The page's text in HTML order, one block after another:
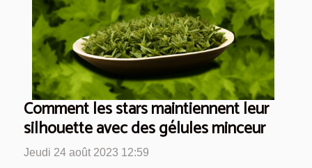
Comment les stars maintiennent leur
silhouette avec des gélules minceur
Jeudi 24 août 2023 12:59